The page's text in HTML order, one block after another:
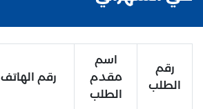
رقم
الطلب
اسم
مقدم
الطلب
رقم الهاتف